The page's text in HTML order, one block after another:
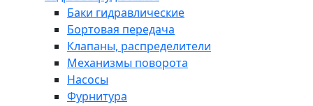
Баки гидравлические
Бортовая передача
Клапаны, распределители
Механизмы поворота
Насосы
Фурнитура